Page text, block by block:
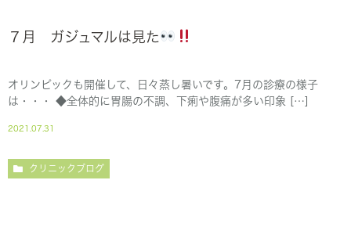
７月 ガジュマルは見た
オリンピックも開催して、日々蒸し暑いです。7月の診療の様子
は・・・ ◆全体的に胃腸の不調、下痢や腹痛が多い印象 […]
2021.07.31
クリニックブログ